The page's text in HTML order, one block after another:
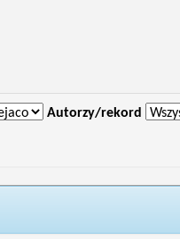
Autorzy/rekord